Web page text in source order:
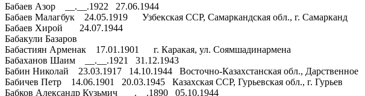
Бабаев Азор __.__.1922 27.06.1944
Бабаев Малагбук 24.05.1919 Узбекская ССР, Самаркандская обл., г. Самарканд
Бабаев Хирой 24.07.1944
Бабакули Базаров
Бабастиян Арменак 17.01.1901 г. Каракая, ул. Соямшадинармена
Бабаханов Шаим __.__.1921 31.12.1943
Бабин Николай 23.03.1917 14.10.1944 Восточно-Казахстанская обл., Дарственное
Бабичев Петр 14.06.1901 20.03.1945 Казахская ССР, Гурьевская обл., г. Гурьев
Бабков Александр Кузьмич __.__.1890 05.10.1944